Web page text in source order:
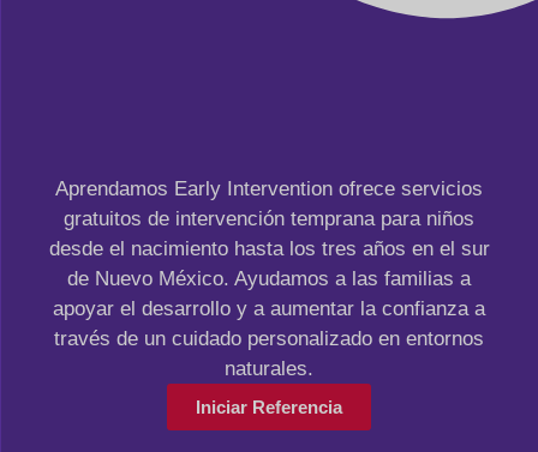
Aprendamos Early Intervention ofrece servicios
gratuitos de intervención temprana para niños
desde el nacimiento hasta los tres años en el sur
de Nuevo México. Ayudamos a las familias a
apoyar el desarrollo y a aumentar la confianza a
través de un cuidado personalizado en entornos
naturales.
Iniciar Referencia